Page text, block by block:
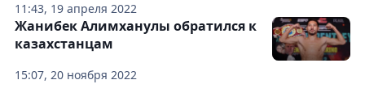
11:43, 19 апреля 2022
15:07, 20 ноября 2022
Жанибек Алимханулы обратился к
казахстанцам